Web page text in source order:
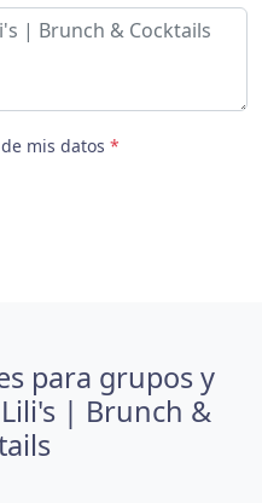
mis datos *
para grupos y
| Brunch &